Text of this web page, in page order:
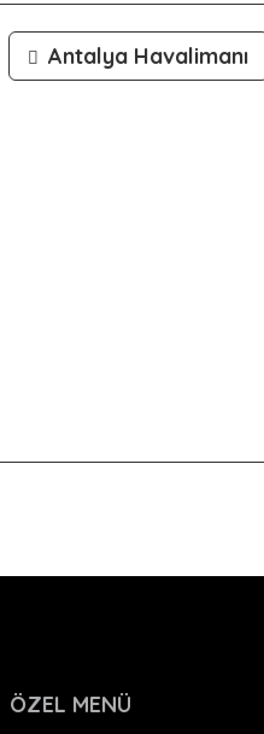
Antalya Havalimanı
ÖZEL MENÜ